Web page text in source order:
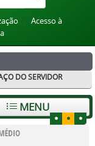
Acesso à
DO SERVIDOR
MENU